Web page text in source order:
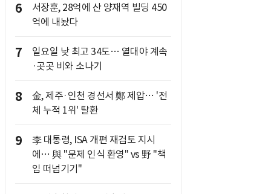
6
서장훈, 28억에 산 양재역 빌딩 450
억에 내놨다
7
일요일 낮 최고 34도… 열대야 계속
·곳곳 비와 소나기
8
金, 제주·인천 경선서 鄭 제압… '전
체 누적 1위' 탈환
9
李 대통령, ISA 개편 재검토 지시
에… 與 "문제 인식 환영" vs 野 "책
임 떠넘기기"